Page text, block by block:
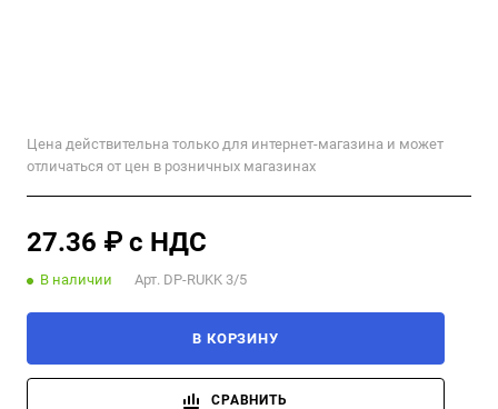
Цена действительна только для интернет-магазина и может
отличаться от цен в розничных магазинах
27.36 ₽ с НДС
В наличии Арт. DP-RUKK 3/5
В КОРЗИНУ
СРАВНИТЬ